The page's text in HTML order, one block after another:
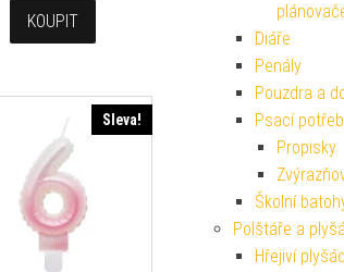
KOUPIT
Sleva!
Diáře
Penály
Pouzdra a
Psací
Propisky
Školní
Polštáře a
Hřejiví